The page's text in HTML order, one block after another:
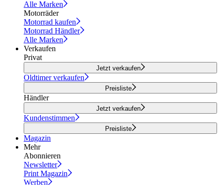
Alle Marken
Motorräder
Motorrad kaufen
Motorrad Händler
Alle Marken
Verkaufen
Privat
Jetzt verkaufen
Oldtimer verkaufen
Preisliste
Händler
Jetzt verkaufen
Kundenstimmen
Preisliste
Magazin
Mehr
Abonnieren
Newsletter
Print Magazin
Werben